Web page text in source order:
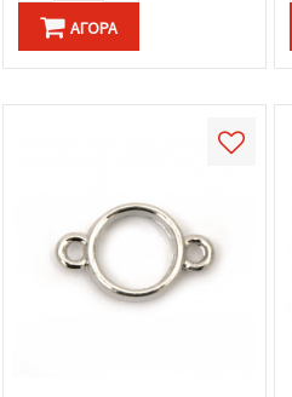
ΑΓΟΡΆ